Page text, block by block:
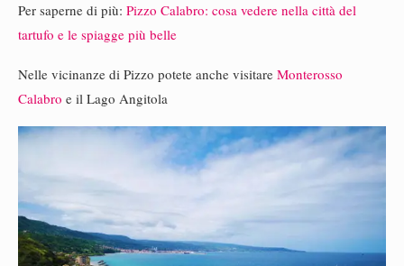
Per saperne di più: Pizzo Calabro: cosa vedere nella città del
tartufo e le spiagge più belle
Nelle vicinanze di Pizzo potete anche visitare Monterosso
Calabro e il Lago Angitola